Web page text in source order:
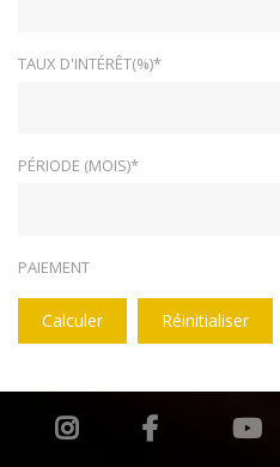
TAUX D'INTÉRÊT(%)*
PÉRIODE (MOIS)*
PAIEMENT
Calculer Réinitialiser